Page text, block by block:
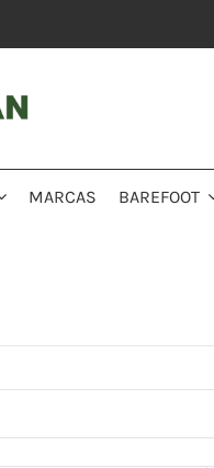
MARCAS BAREFOOT